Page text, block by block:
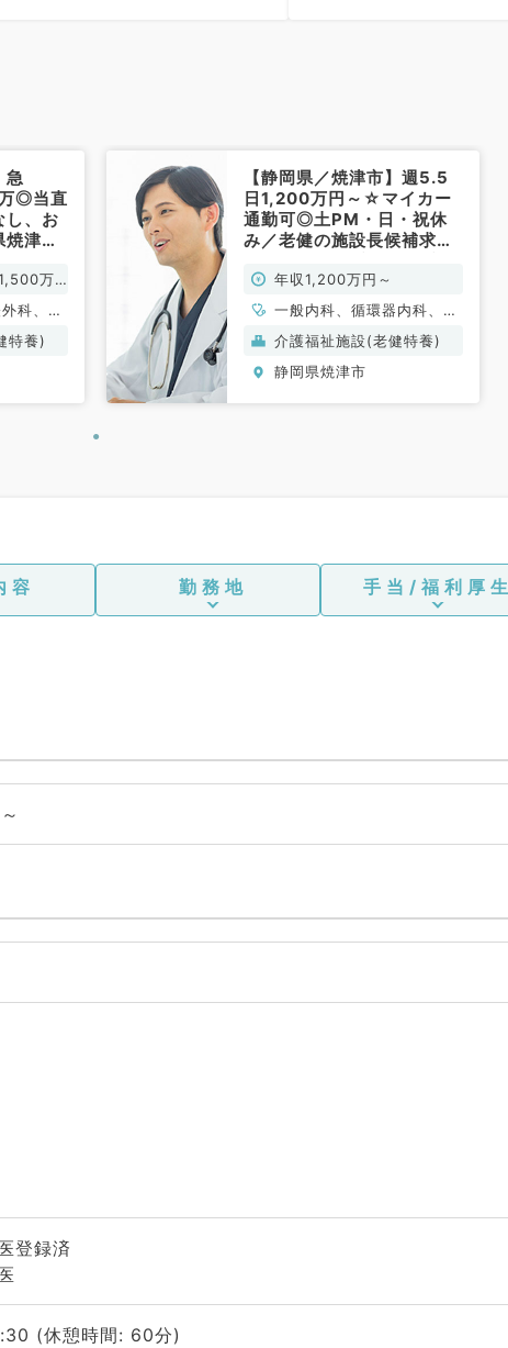
急
◎当直
し、お
津市
常勤）
万
科、呼
外科、
科、呼
科、内
特養)
【静岡県／焼津市】週5.5
日1,200万円～☆マイカー
通勤可◎土PM・日・祝休
み／老健の施設長候補求人
常勤）年収1,200万円～
一般内科、循環器内科、消
化器内科、外科系全般、一
般外科、消化器外科
介護福祉施設(老健特養)
静岡県焼津市
容 勤務地 手当/福利厚生
登録済
(休憩時間: 60分)